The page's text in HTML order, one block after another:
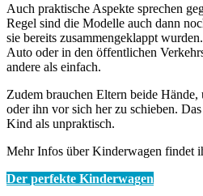
Auch praktische Aspekte sprechen
Regel sind die Modelle auch dann
sie bereits zusammengeklappt
Auto oder in den öffentlichen
andere als einfach.
Zudem brauchen Eltern beide Hände,
oder ihn vor sich her zu schieben.
Kind als unpraktisch.
Mehr Infos über Kinderwagen findet
Der perfekte Kinderwagen